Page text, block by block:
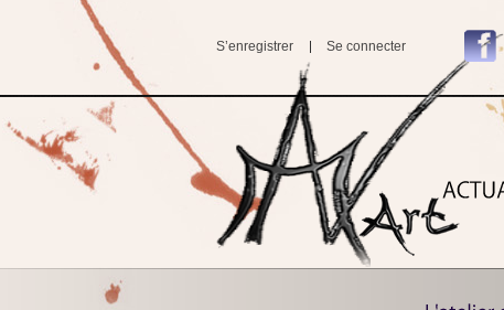
S’enregistrer Se connecter